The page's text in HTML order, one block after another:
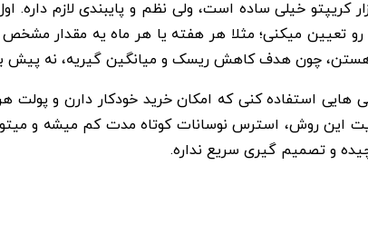
کریپتو خیلی ساده است، ولی نظم و پایبندی لازم
رو تعیین میکنی؛ مثلا هر هفته یا هر ماه یه
هستن، چون هدف کاهش ریسک و میانگین گیریه، نه پیش
هایی استفاده کنی که امکان خرید خودکار دارن و
این روش، استرس نوسانات کوتاه مدت کم میشه و
و تصمیم گیری سریع نداره.